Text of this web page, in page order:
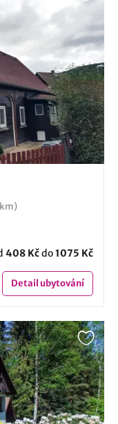
408 Kčdo1075 Kč
Detailubytování